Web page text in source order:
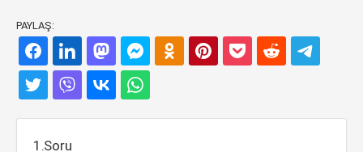
PAYLAŞ:
1.Soru